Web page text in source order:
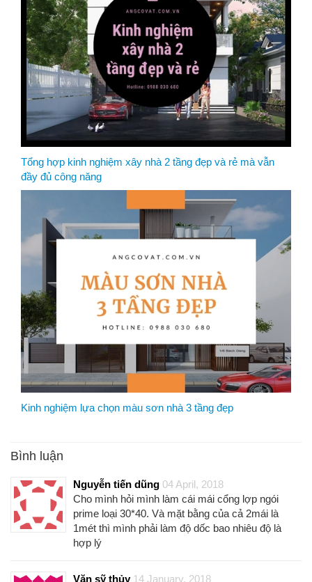
Tổng hợp kinh nghiệm xây nhà 2 tầng đẹp và rẻ mà vẫn
đầy đủ công năng
Kinh nghiệm lựa chọn màu sơn nhà 3 tầng đẹp
Bình luận
Nguyễn tiến dũng 04 April, 2018
Cho mình hỏi mình làm cái mái cổng lợp ngói
prime loại 30*40. Và mặt bằng của cả 2mái là
1mét thì mình phải làm độ dốc bao nhiêu độ là
hợp lý
Văn sỹ thủy 14 January, 2018